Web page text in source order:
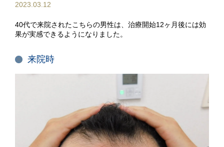
2023.03.12
40代で来院されたこちらの男性は、治療開始12ヶ月後には効
果が実感できるようになりました。
来院時